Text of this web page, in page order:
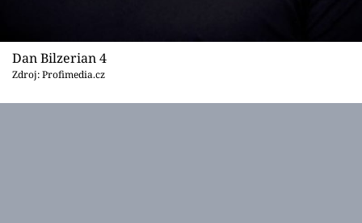
Dan Bilzerian 4
Zdroj: Profimedia.cz